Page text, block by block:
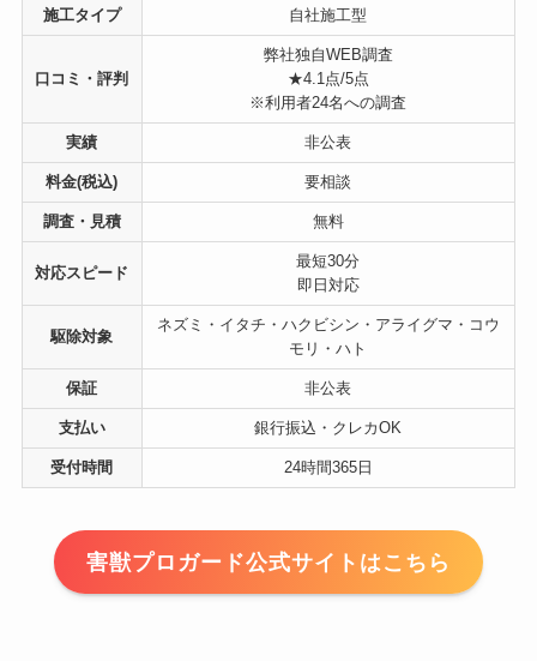
施工タイプ 自社施工型
口コミ・評判
弊社独自WEB調査
★4.1点/5点
※利用者24名への調査
実績 非公表
料金(税込) 要相談
調査・見積 無料
対応スピード
最短30分
即日対応
駆除対象
ネズミ・イタチ・ハクビシン・アライグマ・コウ
モリ・ハト
保証 非公表
支払い 銀行振込・クレカOK
受付時間 24時間365日
害獣プロガード公式サイトはこちら